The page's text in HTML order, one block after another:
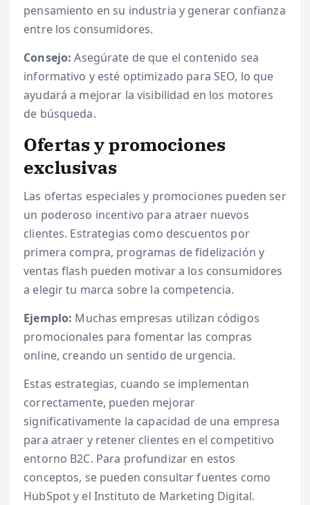
pensamiento en su industria y generar confianza
entre los consumidores.
Consejo: Asegúrate de que el contenido sea
informativo y esté optimizado para SEO, lo que
ayudará a mejorar la visibilidad en los motores
de búsqueda.
Ofertas y promociones
exclusivas
Las ofertas especiales y promociones pueden ser
un poderoso incentivo para atraer nuevos
clientes. Estrategias como descuentos por
primera compra, programas de fidelización y
ventas flash pueden motivar a los consumidores
a elegir tu marca sobre la competencia.
Ejemplo: Muchas empresas utilizan códigos
promocionales para fomentar las compras
online, creando un sentido de urgencia.
Estas estrategias, cuando se implementan
correctamente, pueden mejorar
significativamente la capacidad de una empresa
para atraer y retener clientes en el competitivo
entorno B2C. Para profundizar en estos
conceptos, se pueden consultar fuentes como
HubSpot y el Instituto de Marketing Digital.